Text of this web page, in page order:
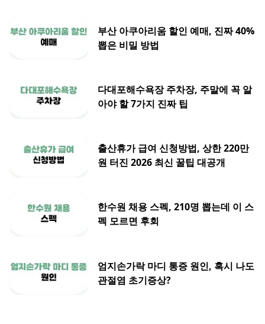
부산 아쿠아리움 할인 예매, 진짜 40%
뽑은 비밀 방법
다대포해수욕장 주차장, 주말에 꼭 알
아야 할 7가지 진짜 팁
출산휴가 급여 신청방법, 상한 220만
원 터진 2026 최신 꿀팁 대공개
한수원 채용 스펙, 210명 뽑는데 이 스
펙 모르면 후회
엄지손가락 마디 통증 원인, 혹시 나도
관절염 초기증상?